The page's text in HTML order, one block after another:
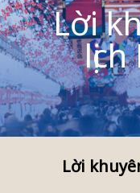
Lời
Lời